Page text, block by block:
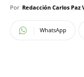
Por Redacción Carlos Paz
WhatsApp